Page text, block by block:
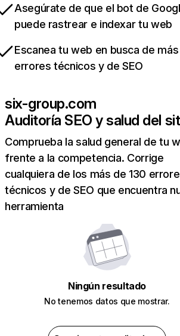
Asegúrate de que el bot de
puede rastrear e indexar tu web
Escanea tu web en busca de
errores técnicos y de SEO
six-group.com
Auditoría SEO y salud del
Comprueba la salud general de tu
frente a la competencia. Corrige
cualquiera de los más de 130
técnicos y de SEO que encuentra
herramienta
Ningún resultado
No tenemos datos que mostrar.